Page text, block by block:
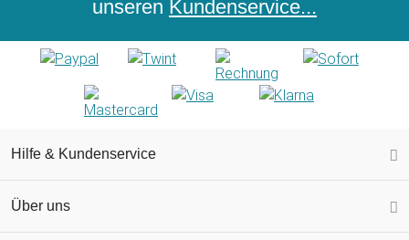
unseren Kundenservice...
Hilfe & Kundenservice
Über uns